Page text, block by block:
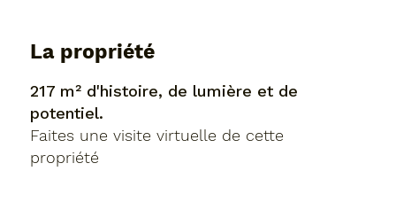
La propriété
217 m² d'histoire, de lumière et de
potentiel.
Faites une visite virtuelle de cette
propriété